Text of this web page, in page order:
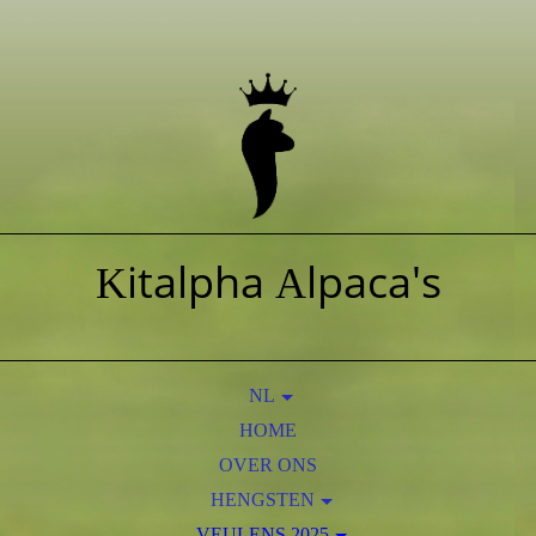
Kitalpha Alpaca's
NL
EN
HOME
OVER ONS
HENGSTEN